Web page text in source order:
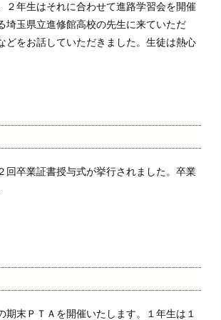
年生はそれに合わせて進路学習会を開催
埼玉県立進修館高校の先生に来ていただ
どをお話していただきました。生徒は熱心
卒業証書授与式が挙行されました。卒業
末ＰＴＡを開催いたします。１年生は１